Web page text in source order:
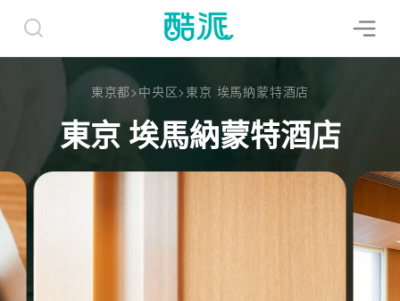
東京都>中央区>東京 埃馬納蒙特酒店
東京 埃馬納蒙特酒店